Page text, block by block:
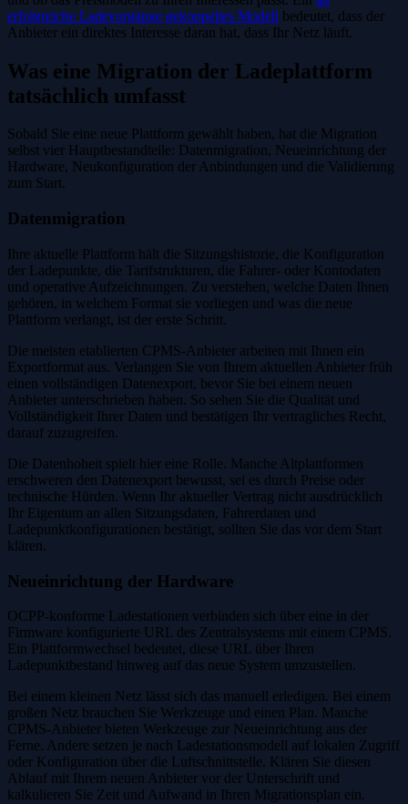
erfolgreiche Ladevorgänge gekoppeltes Modell bedeutet, dass der
Anbieter ein direktes Interesse daran hat, dass Ihr Netz läuft.
Was eine Migration der Ladeplattform
tatsächlich umfasst
Sobald Sie eine neue Plattform gewählt haben, hat die Migration
selbst vier Hauptbestandteile: Datenmigration, Neueinrichtung der
Hardware, Neukonfiguration der Anbindungen und die Validierung
zum Start.
Datenmigration
Ihre aktuelle Plattform hält die Sitzungshistorie, die Konfiguration
der Ladepunkte, die Tarifstrukturen, die Fahrer- oder Kontodaten
und operative Aufzeichnungen. Zu verstehen, welche Daten Ihnen
gehören, in welchem Format sie vorliegen und was die neue
Plattform verlangt, ist der erste Schritt.
Die meisten etablierten CPMS-Anbieter arbeiten mit Ihnen ein
Exportformat aus. Verlangen Sie von Ihrem aktuellen Anbieter früh
einen vollständigen Datenexport, bevor Sie bei einem neuen
Anbieter unterschrieben haben. So sehen Sie die Qualität und
Vollständigkeit Ihrer Daten und bestätigen Ihr vertragliches Recht,
darauf zuzugreifen.
Die Datenhoheit spielt hier eine Rolle. Manche Altplattformen
erschweren den Datenexport bewusst, sei es durch Preise oder
technische Hürden. Wenn Ihr aktueller Vertrag nicht ausdrücklich
Ihr Eigentum an allen Sitzungsdaten, Fahrerdaten und
Ladepunktkonfigurationen bestätigt, sollten Sie das vor dem Start
klären.
Neueinrichtung der Hardware
OCPP-konforme Ladestationen verbinden sich über eine in der
Firmware konfigurierte URL des Zentralsystems mit einem CPMS.
Ein Plattformwechsel bedeutet, diese URL über Ihren
Ladepunktbestand hinweg auf das neue System umzustellen.
Bei einem kleinen Netz lässt sich das manuell erledigen. Bei einem
großen Netz brauchen Sie Werkzeuge und einen Plan. Manche
CPMS-Anbieter bieten Werkzeuge zur Neueinrichtung aus der
Ferne. Andere setzen je nach Ladestationsmodell auf lokalen Zugriff
oder Konfiguration über die Luftschnittstelle. Klären Sie diesen
Ablauf mit Ihrem neuen Anbieter vor der Unterschrift und
kalkulieren Sie Zeit und Aufwand in Ihren Migrationsplan ein.